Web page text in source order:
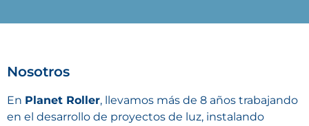
Nosotros
En Planet Roller, llevamos más de 8 años trabajando
en el desarrollo de proyectos de luz, instalando